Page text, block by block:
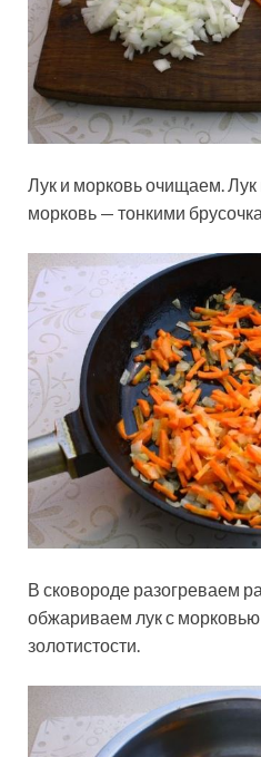
Лук и морковь очищаем. Лук
морковь — тонкими
В сковороде разогреваем
обжариваем лук с морковью
золотистости.